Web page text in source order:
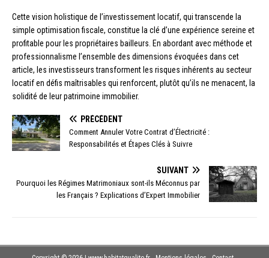
Cette vision holistique de l’investissement locatif, qui transcende la
simple optimisation fiscale, constitue la clé d’une expérience sereine et
profitable pour les propriétaires bailleurs. En abordant avec méthode et
professionnalisme l’ensemble des dimensions évoquées dans cet
article, les investisseurs transforment les risques inhérents au secteur
locatif en défis maîtrisables qui renforcent, plutôt qu’ils ne menacent, la
solidité de leur patrimoine immobilier.
PRÉCÉDENT
Comment Annuler Votre Contrat d’Électricité :
Responsabilités et Étapes Clés à Suivre
SUIVANT
Pourquoi les Régimes Matrimoniaux sont-ils Méconnus par
les Français ? Explications d’Expert Immobilier